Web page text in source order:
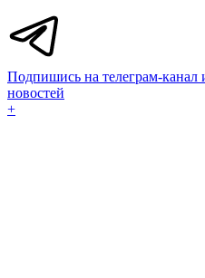
Подпишись на телеграм-канал
новостей
+